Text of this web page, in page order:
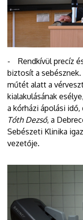
- Rendkívül precíz
biztosít a
műtét alatt a
kialakulásának
a kórházi ápolási
Tóth Dezső, a
Sebészeti Klinika
vezetője.